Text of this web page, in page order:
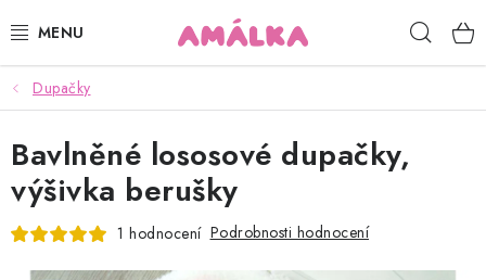
na
KOJENECKÉ, DĚTSKÉ OBLEČENÍ
ČEPICE, RUKAVICE, NÁKRČNÍKY
OSUŠKY, BRYNDÁKY, DEKY, DOPLŇKY
Dupačky
Bavlněné lososové dupačky,
výšivka berušky
1 hodnocení Podrobnosti hodnocení